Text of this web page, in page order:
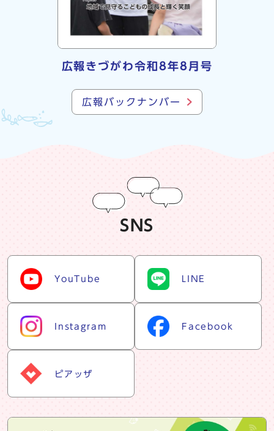
広報きづがわ令和8年8月号
広報バックナンバー
SNS
snsリスト
YouTube LINE
Instagram Facebook
ピアッザ
snsバナー